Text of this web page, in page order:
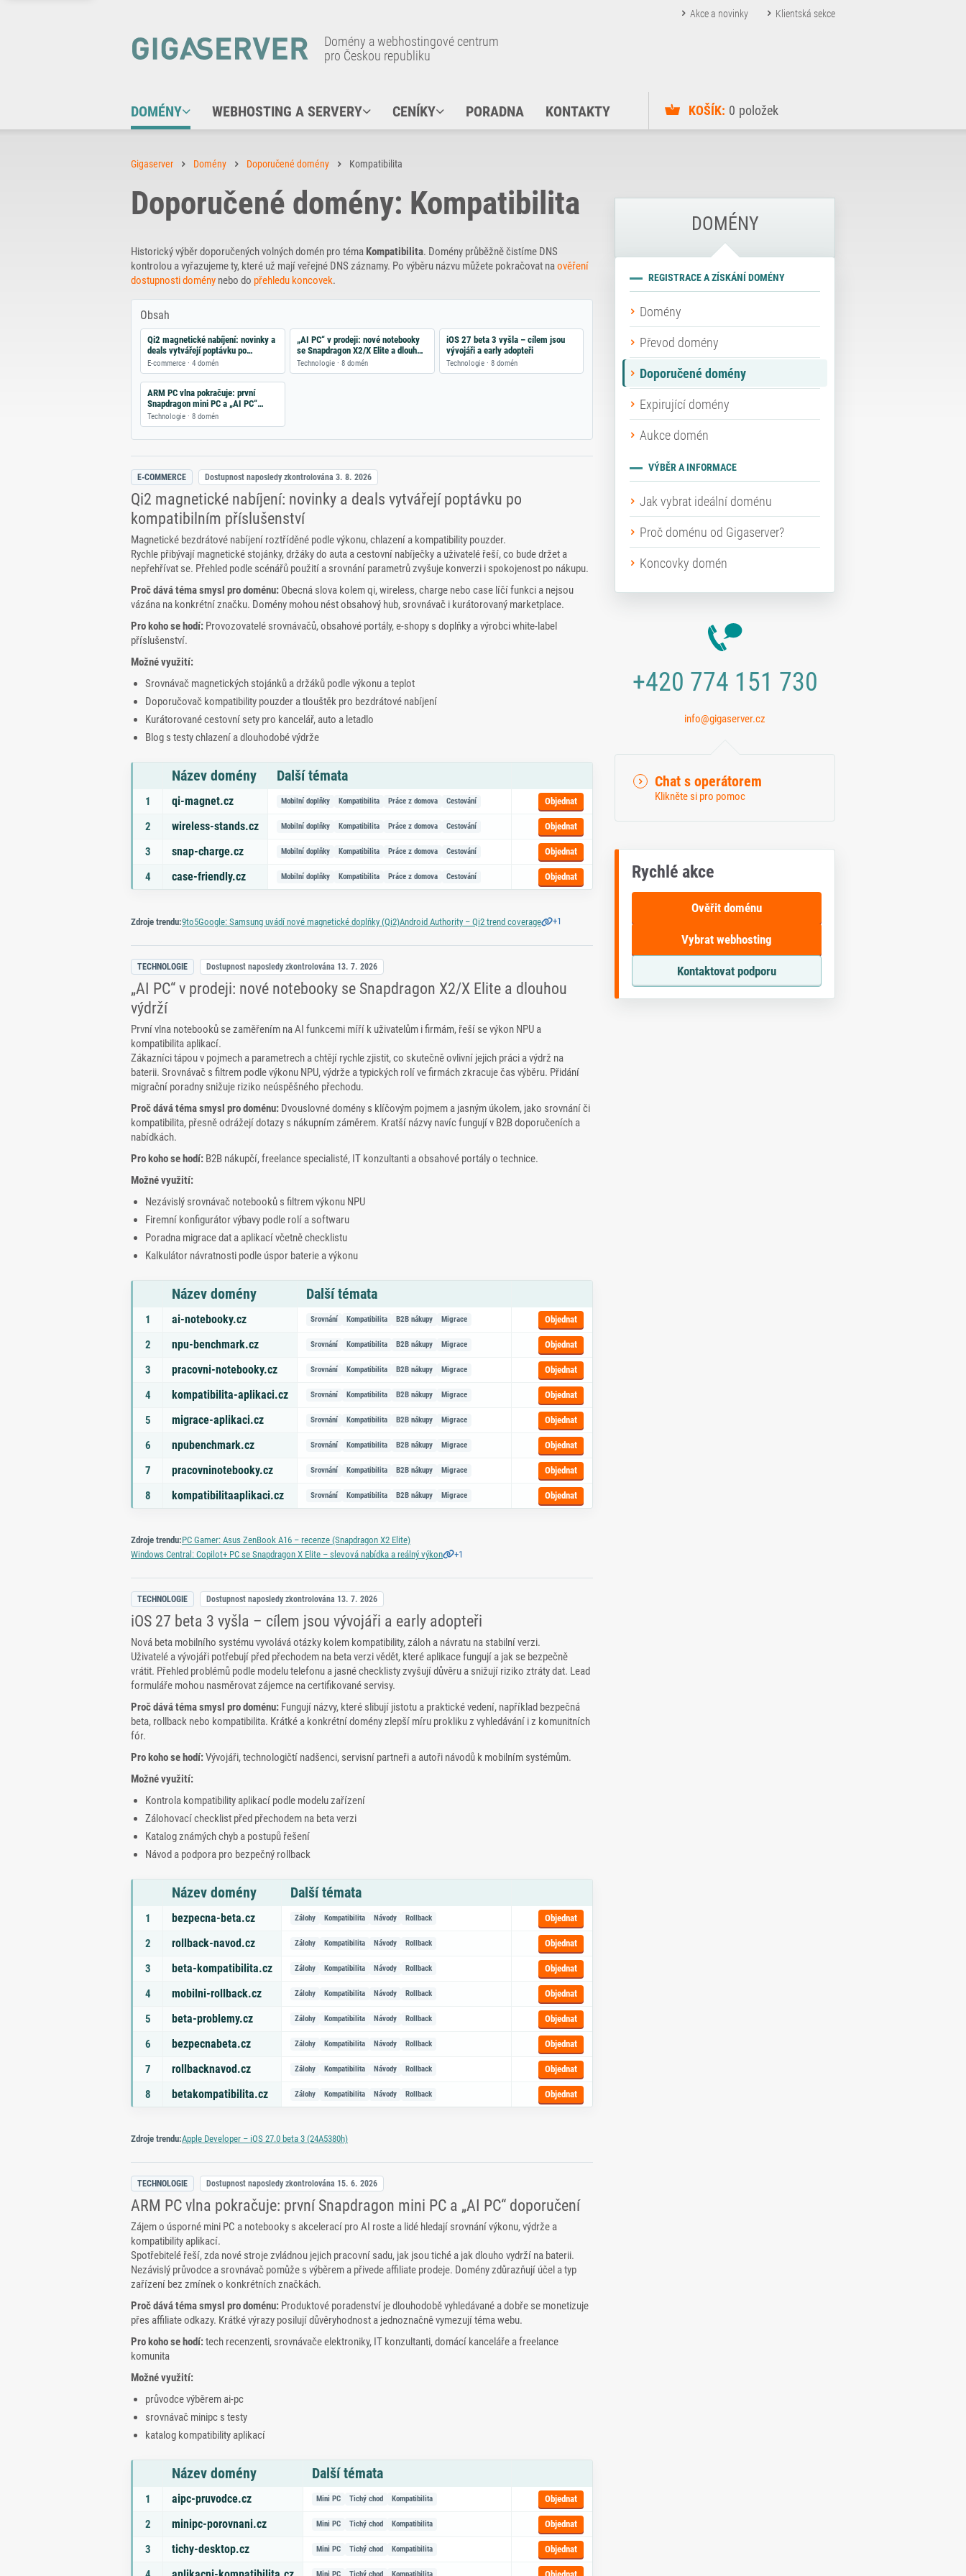
Domény a webhostingové centrum
pro Českou republiku
DOMÉNY WEBHOSTING A SERVERY CENÍKY PORADNA KONTAKTY KOŠÍK: 0 položek
Akce a novinky Klientská sekce
Gigaserver Domény Doporučené domény Kompatibilita
Doporučené domény: Kompatibilita
Historický výběr doporučených volných domén pro téma Kompatibilita. Domény průběžně čistíme DNS
kontrolou a vyřazujeme ty, které už mají veřejné DNS záznamy. Po výběru názvu můžete pokračovat naověření
dostupnosti domény nebo do přehledu koncovek.
Obsah
Qi2 magnetické nabíjení: novinky a
deals vytvářejí poptávku po
kompatibilním příslušenství
E-commerce · 4 domén
„AI PC“ v prodeji: nové notebooky
se Snapdragon X2/X Elite a dlouhou
výdrží
Technologie · 8 domén
iOS 27 beta 3 vyšla – cílem jsou
vývojáři a early adopteři
Technologie · 8 domén
ARM PC vlna pokračuje: první
Snapdragon mini PC a „AI PC“
doporučení
Technologie · 8 domén
E-COMMERCE Dostupnost naposledy zkontrolována 3. 8. 2026
Qi2 magnetické nabíjení: novinky a deals vytvářejí poptávku po
kompatibilním příslušenství
Magnetické bezdrátové nabíjení roztříděné podle výkonu, chlazení a kompatibility pouzder.
Rychle přibývají magnetické stojánky, držáky do auta a cestovní nabíječky a uživatelé řeší, co bude držet a
nepřehřívat se. Přehled podle scénářů použití a srovnání parametrů zvyšuje konverzi i spokojenost po nákupu.
Proč dává téma smysl pro doménu: Obecná slova kolem qi, wireless, charge nebo case líčí funkci a nejsou
vázána na konkrétní značku. Domény mohou nést obsahový hub, srovnávač i kurátorovaný marketplace.
Pro koho se hodí: Provozovatelé srovnávačů, obsahové portály, e‑shopy s doplňky a výrobci white‑label
příslušenství.
Možné využití:
Srovnávač magnetických stojánků a držáků podle výkonu a teplot
Doporučovač kompatibility pouzder a tlouštěk pro bezdrátové nabíjení
Kurátorované cestovní sety pro kancelář, auto a letadlo
Blog s testy chlazení a dlouhodobé výdrže
Seznam doporučených domén s tématy a odkazem na objednávku
Název domény Další témata
1 qi-magnet.cz Mobilní doplňky Kompatibilita Práce z domova Cestování Objednat
2 wireless-stands.cz Mobilní doplňky Kompatibilita Práce z domova Cestování Objednat
3 snap-charge.cz Mobilní doplňky Kompatibilita Práce z domova Cestování Objednat
4 case-friendly.cz Mobilní doplňky Kompatibilita Práce z domova Cestování Objednat
Zdroje trendu:9to5Google: Samsung uvádí nové magnetické doplňky (Qi2)Android Authority – Qi2 trend coverage +1
TECHNOLOGIE Dostupnost naposledy zkontrolována 13. 7. 2026
„AI PC“ v prodeji: nové notebooky se Snapdragon X2/X Elite a dlouhou
výdrží
První vlna notebooků se zaměřením na AI funkcemi míří k uživatelům i firmám, řeší se výkon NPU a
kompatibilita aplikací.
Zákazníci tápou v pojmech a parametrech a chtějí rychle zjistit, co skutečně ovlivní jejich práci a výdrž na
baterii. Srovnávač s filtrem podle výkonu NPU, výdrže a typických rolí ve firmách zkracuje čas výběru. Přidání
migrační poradny snižuje riziko neúspěšného přechodu.
Proč dává téma smysl pro doménu: Dvouslovné domény s klíčovým pojmem a jasným úkolem, jako srovnání či
kompatibilita, přesně odrážejí dotazy s nákupním záměrem. Kratší názvy navíc fungují v B2B doporučeních a
nabídkách.
Pro koho se hodí: B2B nákupčí, freelance specialisté, IT konzultanti a obsahové portály o technice.
Možné využití:
Nezávislý srovnávač notebooků s filtrem výkonu NPU
Firemní konfigurátor výbavy podle rolí a softwaru
Poradna migrace dat a aplikací včetně checklistu
Kalkulátor návratnosti podle úspor baterie a výkonu
Seznam doporučených domén s tématy a odkazem na objednávku
Název domény Další témata
1 ai-notebooky.cz Srovnání Kompatibilita B2B nákupy Migrace Objednat
2 npu-benchmark.cz Srovnání Kompatibilita B2B nákupy Migrace Objednat
3 pracovni-notebooky.cz Srovnání Kompatibilita B2B nákupy Migrace Objednat
4 kompatibilita-aplikaci.cz Srovnání Kompatibilita B2B nákupy Migrace Objednat
5 migrace-aplikaci.cz Srovnání Kompatibilita B2B nákupy Migrace Objednat
6 npubenchmark.cz Srovnání Kompatibilita B2B nákupy Migrace Objednat
7 pracovninotebooky.cz Srovnání Kompatibilita B2B nákupy Migrace Objednat
8 kompatibilitaaplikaci.cz Srovnání Kompatibilita B2B nákupy Migrace Objednat
Zdroje trendu:PC Gamer: Asus ZenBook A16 – recenze (Snapdragon X2 Elite)
Windows Central: Copilot+ PC se Snapdragon X Elite – slevová nabídka a reálný výkon
+1
TECHNOLOGIE Dostupnost naposledy zkontrolována 13. 7. 2026
iOS 27 beta 3 vyšla – cílem jsou vývojáři a early adopteři
Nová beta mobilního systému vyvolává otázky kolem kompatibility, záloh a návratu na stabilní verzi.
Uživatelé a vývojáři potřebují před přechodem na beta verzi vědět, které aplikace fungují a jak se bezpečně
vrátit. Přehled problémů podle modelu telefonu a jasné checklisty zvyšují důvěru a snižují riziko ztráty dat. Lead
formuláře mohou nasměrovat zájemce na certifikované servisy.
Proč dává téma smysl pro doménu: Fungují názvy, které slibují jistotu a praktické vedení, například bezpečná
beta, rollback nebo kompatibilita. Krátké a konkrétní domény zlepší míru prokliku z vyhledávání i z komunitních
fór.
Pro koho se hodí:Vývojáři, technologičtí nadšenci, servisní partneři a autoři návodů k mobilním systémům.
Možné využití:
Kontrola kompatibility aplikací podle modelu zařízení
Zálohovací checklist před přechodem na beta verzi
Katalog známých chyb a postupů řešení
Návod a podpora pro bezpečný rollback
Seznam doporučených domén s tématy a odkazem na objednávku
Název domény Další témata
1 bezpecna-beta.cz Zálohy Kompatibilita Návody Rollback Objednat
2 rollback-navod.cz Zálohy Kompatibilita Návody Rollback Objednat
3 beta-kompatibilita.cz Zálohy Kompatibilita Návody Rollback Objednat
4 mobilni-rollback.cz Zálohy Kompatibilita Návody Rollback Objednat
5 beta-problemy.cz Zálohy Kompatibilita Návody Rollback Objednat
6 bezpecnabeta.cz Zálohy Kompatibilita Návody Rollback Objednat
7 rollbacknavod.cz Zálohy Kompatibilita Návody Rollback Objednat
8 betakompatibilita.cz Zálohy Kompatibilita Návody Rollback Objednat
Zdroje trendu:Apple Developer – iOS 27.0 beta 3 (24A5380h)
TECHNOLOGIE Dostupnost naposledy zkontrolována 15. 6. 2026
ARM PC vlna pokračuje: první Snapdragon mini PC a „AI PC“ doporučení
Zájem o úsporné mini PC a notebooky s akcelerací pro AI roste a lidé hledají srovnání výkonu, výdrže a
kompatibility aplikací.
Spotřebitelé řeší, zda nové stroje zvládnou jejich pracovní sadu, jak jsou tiché a jak dlouho vydrží na baterii.
Nezávislý průvodce a srovnávač pomůže s výběrem a přivede affiliate prodeje. Domény zdůrazňují účel a typ
zařízení bez zmínek o konkrétních značkách.
Proč dává téma smysl pro doménu: Produktové poradenství je dlouhodobě vyhledávané a dobře se monetizuje
přes affiliate odkazy. Krátké výrazy posilují důvěryhodnost a jednoznačně vymezují téma webu.
Pro koho se hodí:tech recenzenti, srovnávače elektroniky, IT konzultanti, domácí kanceláře a freelance
komunita
Možné využití:
průvodce výběrem ai‑pc
srovnávač minipc s testy
katalog kompatibility aplikací
Seznam doporučených domén s tématy a odkazem na objednávku
Název domény Další témata
1 aipc-pruvodce.cz Mini PC Tichý chod Kompatibilita Objednat
2 minipc-porovnani.cz Mini PC Tichý chod Kompatibilita Objednat
3 tichy-desktop.cz Mini PC Tichý chod Kompatibilita Objednat
DOMÉNY
REGISTRACE A ZÍSKÁNÍ DOMÉNY
Domény
Převod domény
Doporučené domény
Expirující domény
Aukce domén
VÝBĚR A INFORMACE
Jak vybrat ideální doménu
Proč doménu od Gigaserver?
Koncovky domén
+420 774 151 730
info@gigaserver.cz
Chat s operátorem
Klikněte si pro pomoc
Rychlé akce
Ověřit doménu
Vybrat webhosting
Kontaktovat podporu